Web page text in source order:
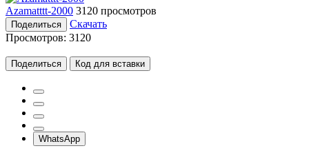
Azamatttt-2000 3120 просмотров
Поделиться
Скачать
Просмотров: 3120
Поделиться Код для вставки
WhatsApp